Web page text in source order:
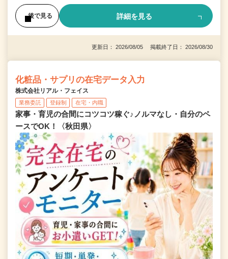
後で見る 詳細を見る
更新日： 2026/08/05 掲載終了日： 2026/08/30
化粧品・サプリの在宅データ入力
株式会社リアル・フェイス
業務委託 登録制 在宅・内職
家事・育児の合間にコツコツ稼ぐ♪ノルマなし・自分のペ
ースでOK！〈秋田県〉